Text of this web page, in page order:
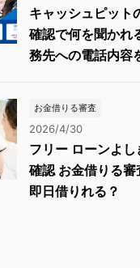
キャッシュピット
確認で何を聞かれ
務先への電話内容
お金借りる審査
2026/4/30
フリー ローンよし
確認 お金借りる審
即日借りれる？